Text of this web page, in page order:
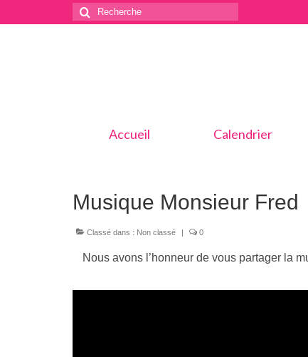
Rechercher
Accueil Calendrier
Musique Monsieur Fred
Classé dans : Non classé | 0
Nous avons l’honneur de vous partager la